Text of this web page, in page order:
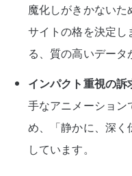
魔化しがきかない
サイトの格を決定
る、質の高いデータ
インパクト重視の訴
手なアニメーション
め、「静かに、深
しています。